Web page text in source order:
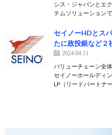
シス・ジャパンとエ
テムソリューション
セイノーHDとス
たに政投銀など２
2024.04.11
バリューチェーン全
セイノーホールディ
LP（リードパートナ